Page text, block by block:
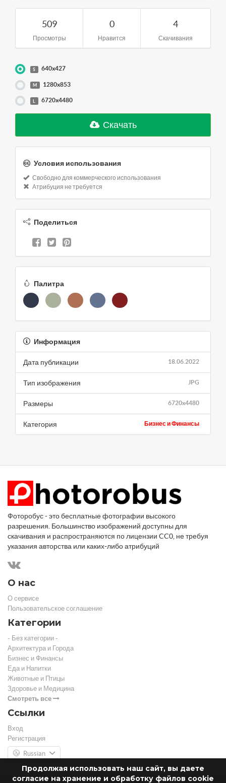
Продолжая использовать наш сайт, вы даете
согласие на хранение и обработку файлов cookie
509
Просмотры
0
Нравится
4
Скачивания
S 640x427
M 1280x853
L 6720x4480
Скачать
Условия использования
Свободно для коммерческого использования
Атрибуция не требуется
Поделиться
Палитра
Информация
18.06.2022
Дата публикации
JPG
Тип изображения
6720x4480
Размеры
Бизнес и Финансы
Категория
Фоторобус - это бесплатные фотографии высокого
разрешения. Большинство изображений доступны для
скачивания и распространяются по лицензии CC0, не требуя
указания авторства или каких-либо атрибуций
О нас
О сервисе
Пользовательское соглашение
Категории
- Без категории -
Архитектура и Города
Бизнес и Финансы
Еда и Напитки
Животные и Птицы
Здоровье и Медицина
Смотреть все
Ссылки
Вход
Регистрация
Russian